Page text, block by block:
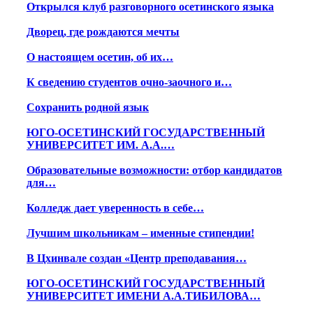
Открылся клуб разговорного осетинского языка
Дворец, где рождаются мечты
О настоящем осетин, об их…
К сведению студентов очно-заочного и…
Сохранить родной язык
ЮГО-ОСЕТИНСКИЙ ГОСУДАРСТВЕННЫЙ
УНИВЕРСИТЕТ ИМ. А.А.…
Образовательные возможности: отбор кандидатов
для…
Колледж дает уверенность в себе…
Лучшим школьникам – именные стипендии!
В Цхинвале создан «Центр преподавания…
ЮГО-ОСЕТИНСКИЙ ГОСУДАРСТВЕННЫЙ
УНИВЕРСИТЕТ ИМЕНИ А.А.ТИБИЛОВА…